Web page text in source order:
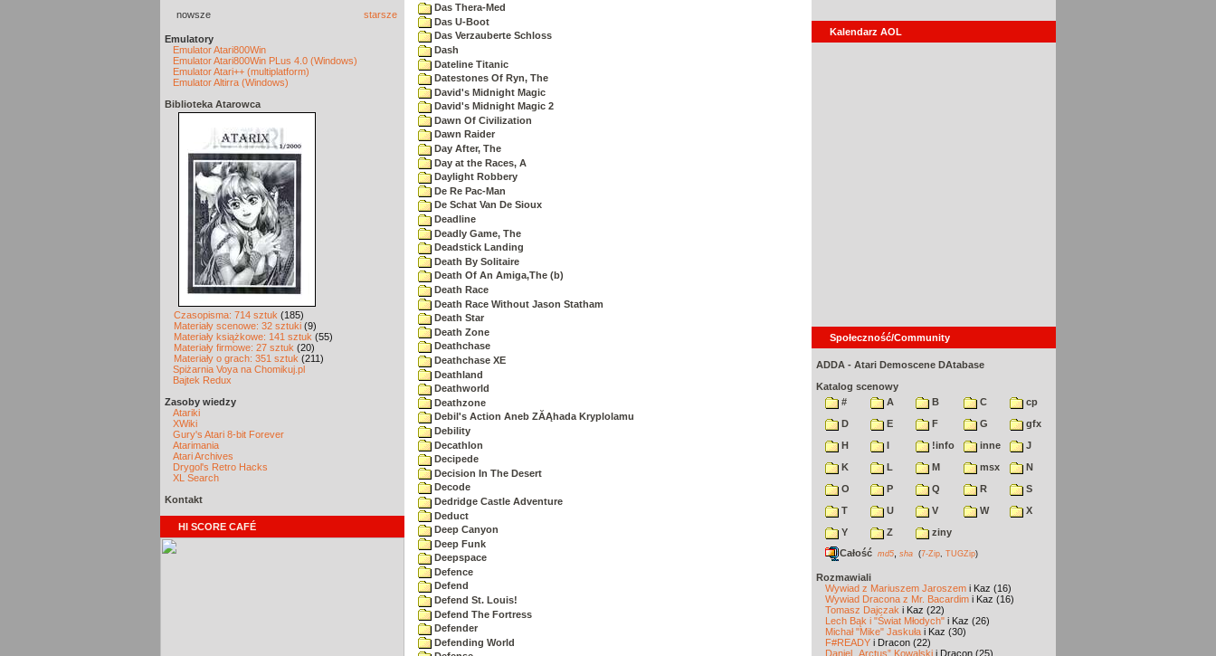
nowsze starsze
Emulatory
Emulator Atari800Win
Emulator Atari800Win PLus 4.0 (Windows)
Emulator Atari++ (multiplatform)
Emulator Altirra (Windows)
Biblioteka Atarowca
Czasopisma: 714 sztuk (185)
Materiały scenowe: 32 sztuki (9)
Materiały książkowe: 141 sztuk (55)
Materiały firmowe: 27 sztuk (20)
Materiały o grach: 351 sztuk (211)
Spiżarnia Voya na Chomikuj.pl
Bajtek Redux
Zasoby wiedzy
Atariki
XWiki
Gury's Atari 8-bit Forever
Atarimania
Atari Archives
Drygol's Retro Hacks
XL Search
Kontakt
HI SCORE CAFÉ
Das Thera-Med
Das U-Boot
Das Verzauberte Schloss
Dash
Dateline Titanic
Datestones Of Ryn, The
David's Midnight Magic
David's Midnight Magic 2
Dawn Of Civilization
Dawn Raider
Day After, The
Day at the Races, A
Daylight Robbery
De Re Pac-Man
De Schat Van De Sioux
Deadline
Deadly Game, The
Deadstick Landing
Death By Solitaire
Death Of An Amiga,The (b)
Death Race
Death Race Without Jason Statham
Death Star
Death Zone
Deathchase
Deathchase XE
Deathland
Deathworld
Deathzone
Debil's Action Aneb ZĂĄhada Kryplolamu
Debility
Decathlon
Decipede
Decision In The Desert
Decode
Dedridge Castle Adventure
Deduct
Deep Canyon
Deep Funk
Deepspace
Defence
Defend
Defend St. Louis!
Defend The Fortress
Defender
Defending World
Kalendarz AOL
Społeczność/Community
ADDA - Atari Demoscene DAtabase
Katalog scenowy
#
A B C
cp
D
E F G
gfx
H
I !info inne
J
K
L M msx
N
O
P Q R
S
T
U V W
X
Y
Z
ziny
Całość md5 sha (7-Zip TUGZip)
Rozmawiali
Wywiad z Mariuszem Jaroszem i Kaz (16)
Wywiad Dracona z Mr. Bacardim i Kaz (16)
Tomasz Dajczak i Kaz (22)
Lech Bąk i "Świat Młodych" i Kaz (26)
Michał "Mike" Jaskuła i Kaz (30)
F#READY i Dracon (22)
Daniel „Arctus” Kowalski i Dracon (25)